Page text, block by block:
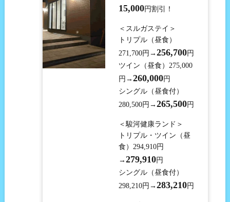
15,000円割引！
＜スルガステイ＞
トリプル（昼食）
271,700円→256,700円
ツイン（昼食）275,000
円→260,000円
シングル（昼食付）
280,500円→265,500円
＜駿河健康ランド＞
トリプル・ツイン（昼
食）294,910円
→279,910円
シングル（昼食付）
298,210円→283,210円